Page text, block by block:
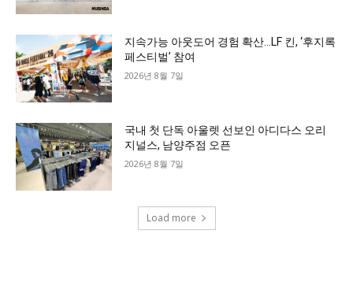
지속가능 아웃도어 경험 확산…LF 킨, ‘후지록
페스티벌’ 참여
2026년 8월 7일
국내 첫 단독 아울렛 선보인 아디다스 오리
지널스, 남양주점 오픈
2026년 8월 7일
Load more